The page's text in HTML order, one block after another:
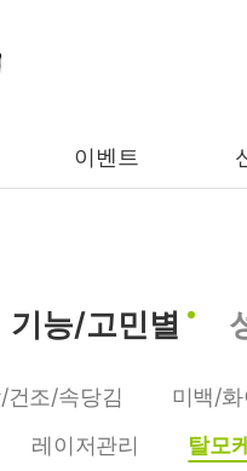
이벤트
베스트
이벤트
기능/고민별
건조/속당김 미백/
레이저관리
탈모